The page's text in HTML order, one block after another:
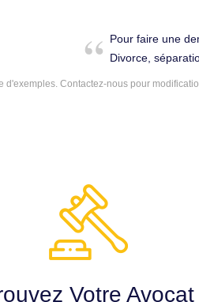
Pour faire une
Divorce,
d'exemples. Contactez-nous pour
Votre Avocat